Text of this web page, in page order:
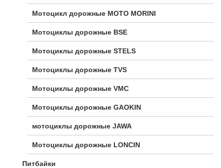
Мотоцикл дорожные МОТО MORINI
Мотоциклы дорожные BSE
Мотоциклы дорожные STELS
Мотоциклы дорожные TVS
Мотоциклы дорожные VMC
Мотоциклы дорожные GAOKIN
мотоциклы дорожные JAWA
Мотоциклы дорожные LONCIN
Питбайки